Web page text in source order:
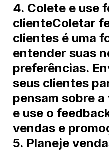
4. Colete e use
clienteColetar
clientes é uma
entender suas
preferências.
seus clientes
pensam sobre
e use o
vendas e
5. Planeje